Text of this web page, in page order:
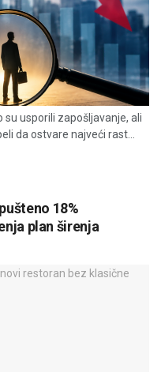
usporili zapošljavanje, ali
da ostvare najveći rast...
18%
plan širenja